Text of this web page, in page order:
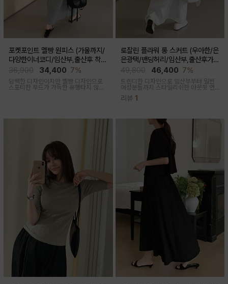
포켓포인트 멜빵 원피스 (가울까지/
다양한이너코디/임산부,출산후 착용
34,400 7%
담백한 디자인이지만 멜빵 디자인으로
스포티한 무드가 가득한 유행타지 않는
로잘린 플라워 롱 스커트 (우아한/은
은광택/밴딩허리/임산부,출산후가
46,400 7%
트렌디한 디자인으로 임산부부터 일반
여성분들까지 스타일리쉬한 아웃핏 연
패턴과 우아한 광택감이 세련된 롱스커
리뷰 1